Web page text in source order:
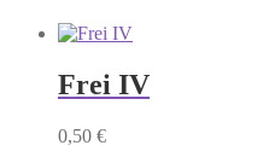
Frei IV
0,50 €